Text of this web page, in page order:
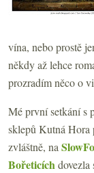
vína, nebo prostě
někdy až lehce
prozradím něco o
Mé první setkání s
sklepů Kutná Hora
zvláštně, na
Bořeticíchdovezla